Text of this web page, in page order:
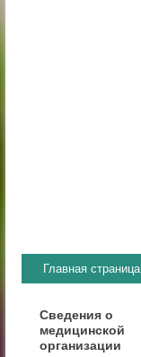
Главная страница
Сведения о
медицинской
организации